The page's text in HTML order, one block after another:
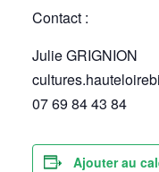
Contact :
Julie GRIGNION
07 69 84 43 84
Ajouter au